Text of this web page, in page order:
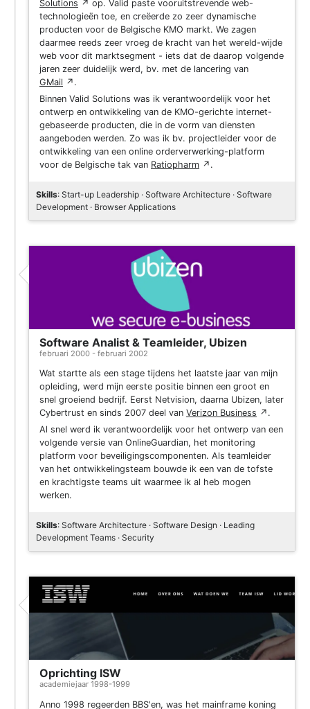
Solutions ↗ op. Valid paste vooruitstrevende web-
technologieën toe, en creëerde zo zeer dynamische
producten voor de Belgische KMO markt. We zagen
daarmee reeds zeer vroeg de kracht van het wereld-wijde
web voor dit marktsegment - iets dat de daarop volgende
jaren zeer duidelijk werd, bv. met de lancering van
GMail ↗ .
Binnen Valid Solutions was ik verantwoordelijk voor het
ontwerp en ontwikkeling van de KMO-gerichte internet-
gebaseerde producten, die in de vorm van diensten
aangeboden werden. Zo was ik bv. projectleider voor de
ontwikkeling van een online orderverwerking-platform
voor de Belgische tak van Ratiopharm ↗ .
Skills: Start-up Leadership · Software Architecture · Software
Development · Browser Applications
Software Analist & Teamleider, Ubizen
februari 2000 - februari 2002
Wat startte als een stage tijdens het laatste jaar van mijn
opleiding, werd mijn eerste positie binnen een groot en
snel groeiend bedrijf. Eerst Netvision, daarna Ubizen, later
Cybertrust en sinds 2007 deel van Verizon Business ↗ .
Al snel werd ik verantwoordelijk voor het ontwerp van een
volgende versie van OnlineGuardian, het monitoring
platform voor beveiligingscomponenten. Als teamleider
van het ontwikkelingsteam bouwde ik een van de tofste
en krachtigste teams uit waarmee ik al heb mogen
werken.
Skills: Software Architecture · Software Design · Leading
Development Teams · Security
Oprichting ISW
academiejaar 1998-1999
Anno 1998 regeerden BBS'en, was het mainframe koning